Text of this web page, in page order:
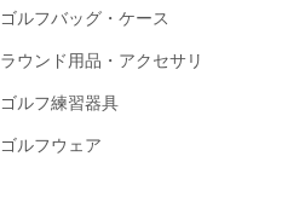
ゴルフバッグ・ケース
ラウンド用品・アクセサリ
ゴルフ練習器具
ゴルフウェア